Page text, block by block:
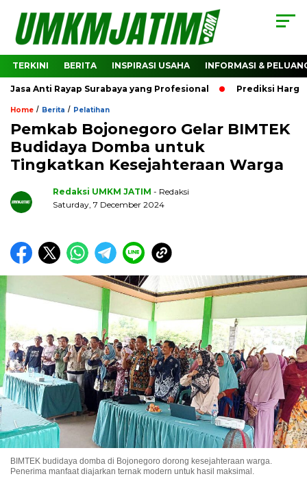
TERKINI BERITA INSPIRASI USAHA INFORMASI &
Anti Rayap Surabaya yang Profesional Prediksi Harga
Home / Berita / Pelatihan
Pemkab Bojonegoro Gelar BIMTEK
Budidaya Domba untuk
Tingkatkan Kesejahteraan Warga
Redaksi UMKM JATIM - Redaksi
Saturday, 7 December 2024
BIMTEK budidaya domba di Bojonegoro dorong kesejahteraan warga.
Penerima manfaat diajarkan ternak modern untuk hasil maksimal.